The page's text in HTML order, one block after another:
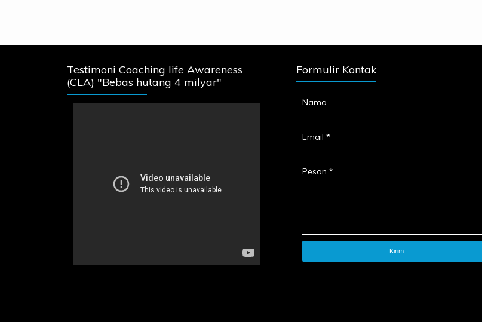
Testimoni Coaching life Awareness
(CLA) "Bebas hutang 4 milyar"
Formulir Kontak
Nama
Email*
Pesan*